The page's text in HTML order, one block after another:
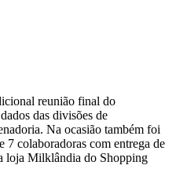
reunião final do
das divisões de
Na ocasião também foi
7 colaboradoras com entrega de
loja Milklândia do Shopping